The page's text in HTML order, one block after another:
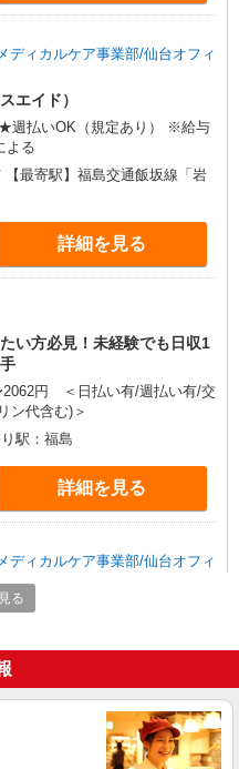
ィカルケア事業部/仙台オフィ
エイド）
払いOK（規定あり） ※給与
よる
【最寄駅】福島交通飯坂線「岩
詳細を見る
い方必見！未経験でも日収1
2062円 ＜日払い有/週払い有/交
ン代含む)＞
駅：福島
詳細を見る
ィカルケア事業部/仙台オフィ
エイド）
よる
最寄駅】JR東北本線「松川」
詳細を見る
る